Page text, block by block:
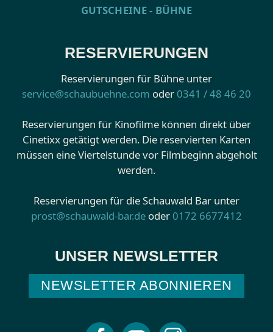
GUTSCHEINE - BÜHNE
RESERVIERUNGEN
Reservierungen für Bühne unter
service@schaubuehne.com oder 0341 / 48 46 20
Reservierungen für Kinofilme können direkt über
Cinetixx getätigt werden. Die reservierten Karten
müssen eine Viertelstunde vor Filmbeginn abgeholt
werden.
Reservierungen für die Schauwald Bar unter
prost@schauwald-bar.de oder 0172 6677412
UNSER NEWSLETTER
NEWSLETTER ABONNIEREN